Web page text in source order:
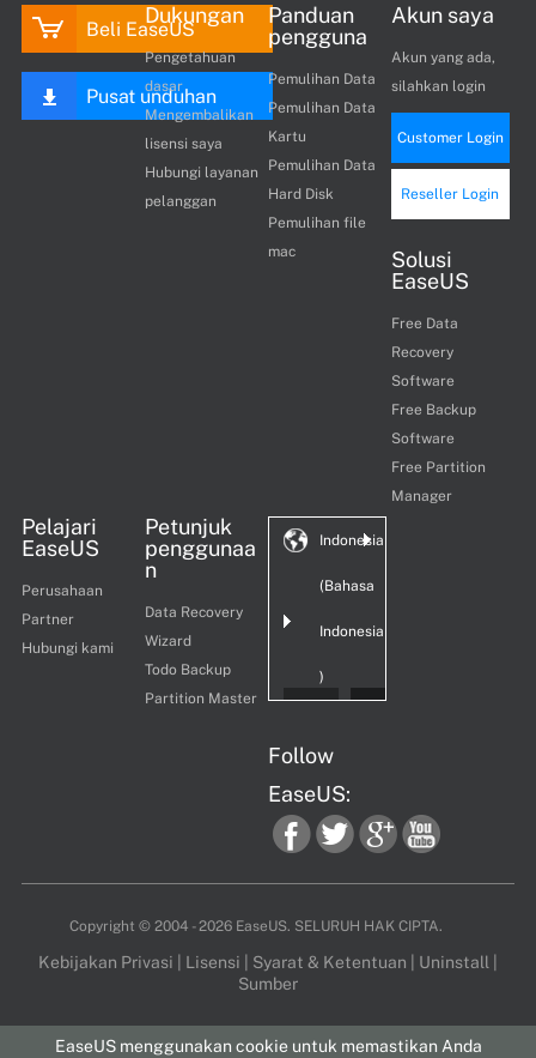
Beli EaseUS
Pusat unduhan
Dukungan
Pengetahuan
dasar
Mengembalikan
lisensi saya
Hubungi layanan
pelanggan
Panduan
pengguna
Pemulihan Data
Pemulihan Data
Kartu
Pemulihan Data
Hard Disk
Pemulihan file
mac
Akun saya
Akun yang ada,
silahkan login
Customer Login
Reseller Login
Solusi
EaseUS
Free Data
Recovery
Software
Free Backup
Software
Free Partition
Manager
Pelajari
EaseUS
Perusahaan
Partner
Hubungi kami
Petunjuk
penggunaa
n
Data Recovery
Wizard
Todo Backup
Partition Master
Indonesia
(Bahasa
Indonesia
)
Follow
EaseUS:
fac
ebo
twi
tter
goo
gle
you
tub
Copyright © 2004 - 2026 EaseUS. SELURUH HAK CIPTA.
Kebijakan Privasi Lisensi Syarat & Ketentuan Uninstall
Sumber
EaseUS menggunakan cookie untuk memastikan Anda